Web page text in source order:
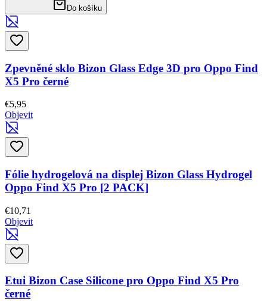
Do košíku
Zpevněné sklo Bizon Glass Edge 3D pro Oppo Find
X5 Pro černé
€5,95
Objevit
Fólie hydrogelová na displej Bizon Glass Hydrogel
Oppo Find X5 Pro [2 PACK]
€10,71
Objevit
Etui Bizon Case Silicone pro Oppo Find X5 Pro
černé